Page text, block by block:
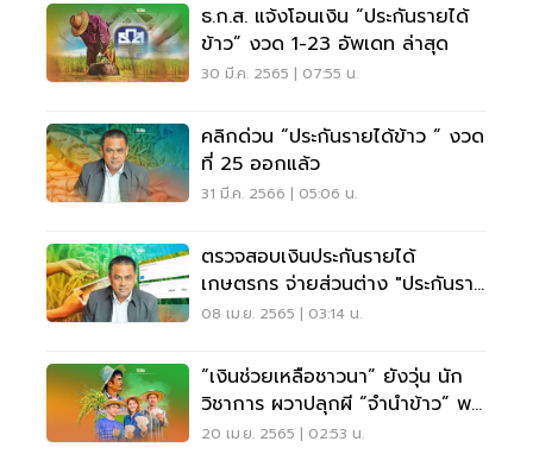
ธ.ก.ส. แจ้งโอนเงิน “ประกันรายได้
ข้าว” งวด 1-23 อัพเดท ล่าสุด
30 มี.ค. 2565 | 07:55 น.
คลิกด่วน “ประกันรายได้ข้าว “ งวด
ที่ 25 ออกแล้ว
31 มี.ค. 2566 | 05:06 น.
ตรวจสอบเงินประกันรายได้
เกษตรกร จ่ายส่วนต่าง "ประกันราย
ได้ข้าว" งวด 26
08 เม.ย. 2565 | 03:14 น.
“เงินช่วยเหลือชาวนา” ยังวุ่น นัก
วิชาการ ผวาปลุกผี “จำนำข้าว” พา
ชาติล่ม
20 เม.ย. 2565 | 02:53 น.